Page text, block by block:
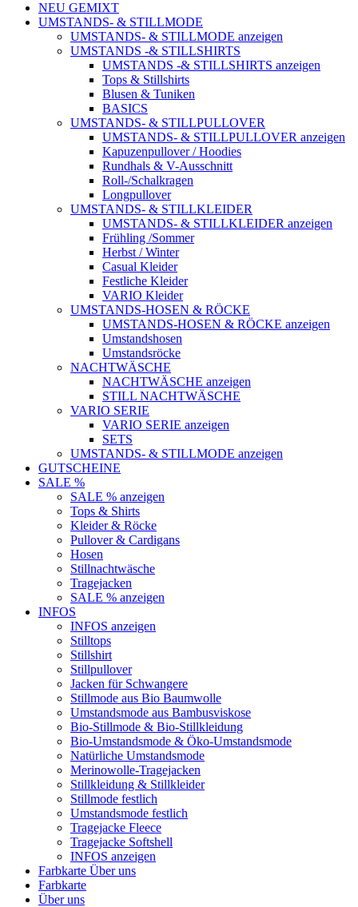
NEU GEMIXT
UMSTANDS- & STILLMODE
UMSTANDS- & STILLMODE anzeigen
UMSTANDS -& STILLSHIRTS
UMSTANDS -& STILLSHIRTS anzeigen
Tops & Stillshirts
Blusen & Tuniken
BASICS
UMSTANDS- & STILLPULLOVER
UMSTANDS- & STILLPULLOVER anzeigen
Kapuzenpullover / Hoodies
Rundhals & V-Ausschnitt
Roll-/Schalkragen
Longpullover
UMSTANDS- & STILLKLEIDER
UMSTANDS- & STILLKLEIDER anzeigen
Frühling /Sommer
Herbst / Winter
Casual Kleider
Festliche Kleider
VARIO Kleider
UMSTANDS-HOSEN & RÖCKE
UMSTANDS-HOSEN & RÖCKE anzeigen
Umstandshosen
Umstandsröcke
NACHTWÄSCHE
NACHTWÄSCHE anzeigen
STILL NACHTWÄSCHE
VARIO SERIE
VARIO SERIE anzeigen
SETS
UMSTANDS- & STILLMODE anzeigen
GUTSCHEINE
SALE %
SALE % anzeigen
Tops & Shirts
Kleider & Röcke
Pullover & Cardigans
Hosen
Stillnachtwäsche
Tragejacken
SALE % anzeigen
INFOS
INFOS anzeigen
Stilltops
Stillshirt
Stillpullover
Jacken für Schwangere
Stillmode aus Bio Baumwolle
Umstandsmode aus Bambusviskose
Bio-Stillmode & Bio-Stillkleidung
Bio-Umstandsmode & Öko-Umstandsmode
Natürliche Umstandsmode
Merinowolle-Tragejacken
Stillkleidung & Stillkleider
Stillmode festlich
Umstandsmode festlich
Tragejacke Fleece
Tragejacke Softshell
INFOS anzeigen
Farbkarte Über uns
Farbkarte
Über uns